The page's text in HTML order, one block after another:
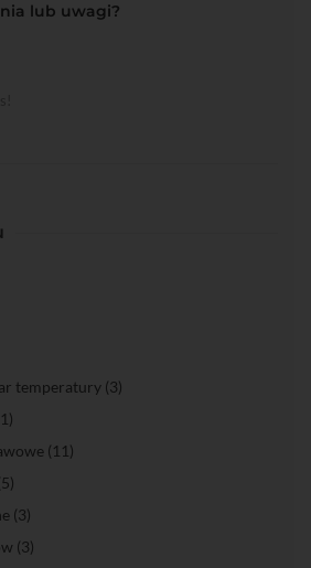
lub uwagi?
temperatury (3)
(11)
(3)
(3)